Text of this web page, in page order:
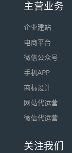
主营业务
企业建站
电商平台
微信公众号
手机APP
商标设计
网站代运营
微信代运营
关注我们